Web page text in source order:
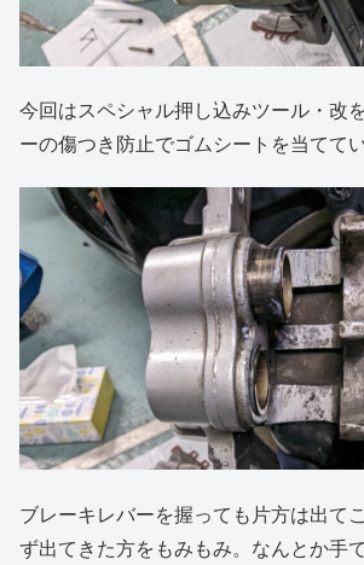
今回はスペシャル押し込みツール・改
ーの傷つき防止でゴムシートを当ててい
ブレーキレバーを握っても片方は出て
ず出てきた方をもみもみ。なんとか手